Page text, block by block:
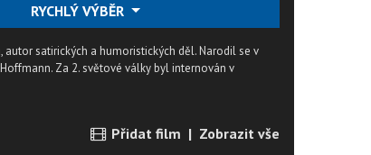
RYCHLÝ VÝBĚR
satirických a humoristických děl. Narodil se v
Za 2. světové války byl internován v
Přidat film | Zobrazit vše